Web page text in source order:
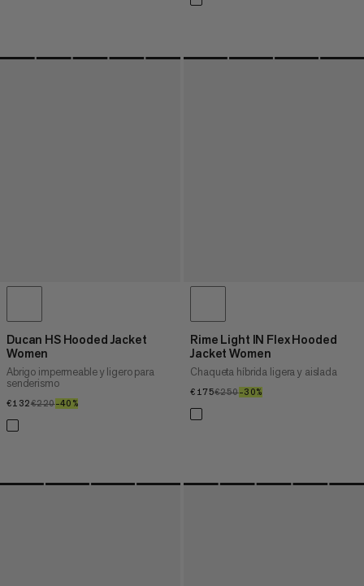
Ducan HS Hooded Jacket
Women
Abrigo impermeable y ligero para
senderismo
€132€132
€220€220
–40%
Rime Light IN Flex Hooded
Jacket Women
Chaqueta híbrida ligera y aislada
€175€175
€250€250
–30%